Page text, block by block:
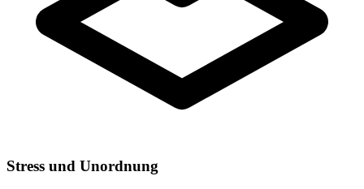
Stress und Unordnung